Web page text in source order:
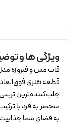
ویژگی ها و
قطعه هنری
جلب‌کننده‌ترین
منحصر به فرد با
به فضای شما